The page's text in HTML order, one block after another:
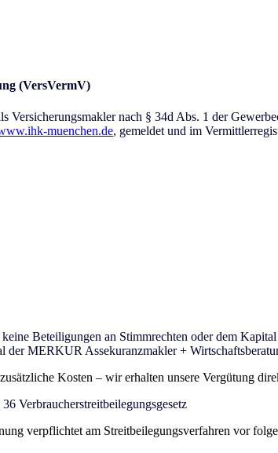
(VersVermV)
nach § 34d Abs. 1 der
muenchen.de, gemeldet und im
Beteiligungen an Stimmrechten oder dem
der MERKUR Assekuranzmakler +
Kosten – wir erhalten unsere Vergütung
Verbraucherstreitbeilegungsgesetz
verpflichtet am Streitbeilegungsverfahren vor